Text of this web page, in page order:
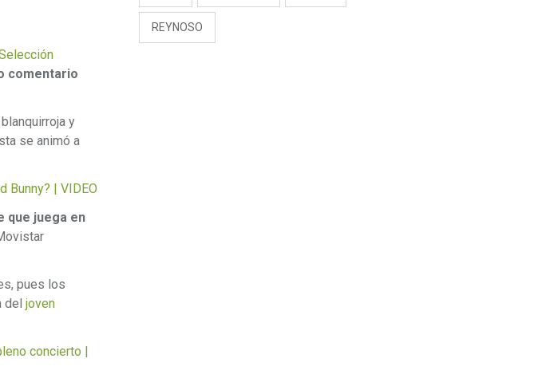
comentario
y
se animó a
Bunny? | VIDEO
que juega en
pues los
del joven
concierto |
REYNOSO